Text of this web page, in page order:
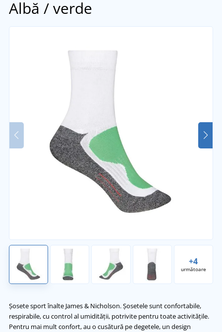
Albă / verde
+4
următoare
Șosete sport înalte James & Nicholson. Șosetele sunt confortabile,
respirabile, cu control al umidității, potrivite pentru toate activitățile.
Pentru mai mult confort, au o cusătură pe degetele, un design